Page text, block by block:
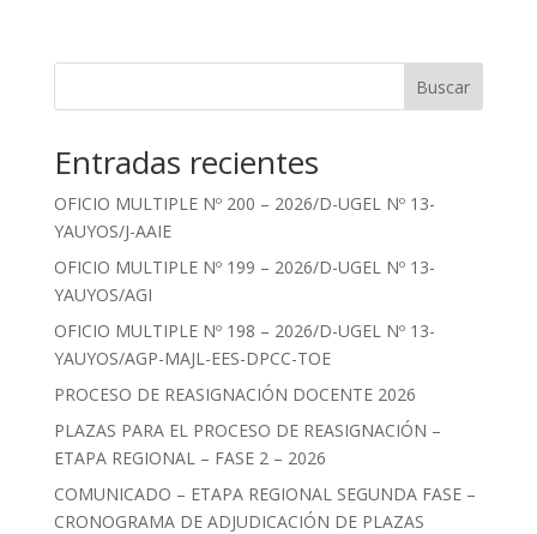
Buscar
Entradas recientes
OFICIO MULTIPLE Nº 200 – 2026/D-UGEL Nº 13-
YAUYOS/J-AAIE
OFICIO MULTIPLE Nº 199 – 2026/D-UGEL Nº 13-
YAUYOS/AGI
OFICIO MULTIPLE Nº 198 – 2026/D-UGEL Nº 13-
YAUYOS/AGP-MAJL-EES-DPCC-TOE
PROCESO DE REASIGNACIÓN DOCENTE 2026
PLAZAS PARA EL PROCESO DE REASIGNACIÓN –
ETAPA REGIONAL – FASE 2 – 2026
COMUNICADO – ETAPA REGIONAL SEGUNDA FASE –
CRONOGRAMA DE ADJUDICACIÓN DE PLAZAS